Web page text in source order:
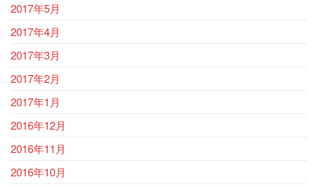
2017年5月
2017年4月
2017年3月
2017年2月
2017年1月
2016年12月
2016年11月
2016年10月